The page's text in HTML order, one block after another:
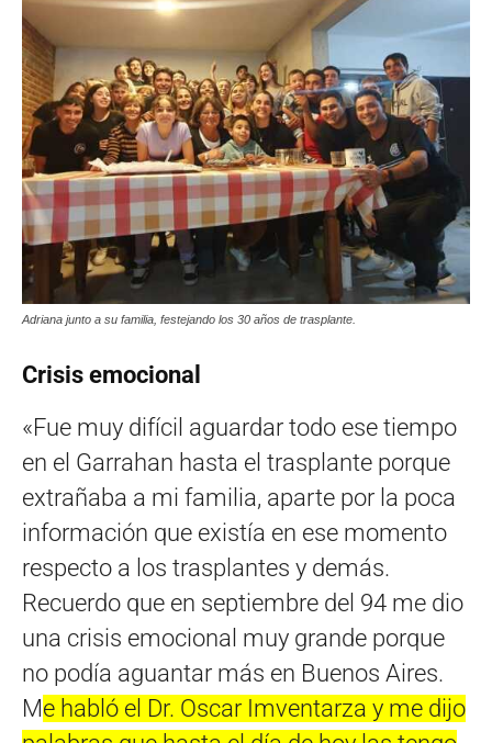
Adriana junto a su familia, festejando los 30 años de trasplante.
Crisis emocional
«Fue muy difícil aguardar todo ese tiempo
en el Garrahan hasta el trasplante porque
extrañaba a mi familia, aparte por la poca
información que existía en ese momento
respecto a los trasplantes y demás.
Recuerdo que en septiembre del 94 me dio
una crisis emocional muy grande porque
no podía aguantar más en Buenos Aires.
Me habló el Dr. Oscar Imventarza y me dijo